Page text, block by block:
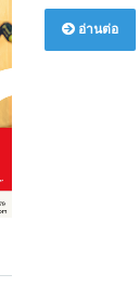
อ่านต่อ